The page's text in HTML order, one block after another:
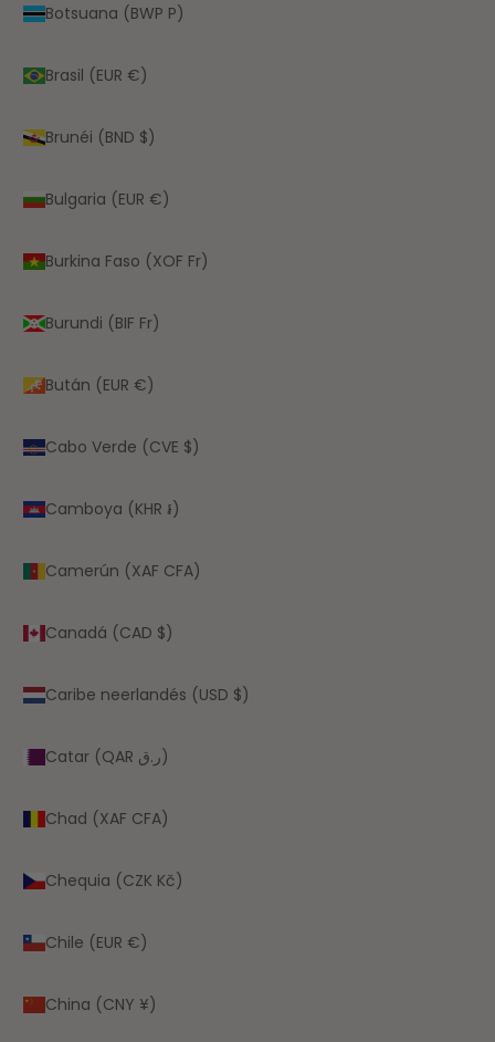
Botsuana (BWP P)
Brasil (EUR €)
Brunéi (BND $)
Bulgaria (EUR €)
Burkina Faso (XOF Fr)
Burundi (BIF Fr)
Bután (EUR €)
Cabo Verde (CVE $)
Camboya (KHR ៛)
Camerún (XAF CFA)
Canadá (CAD $)
Caribe neerlandés (USD $)
Catar (QAR ر.ق)
Chad (XAF CFA)
Chequia (CZK Kč)
Chile (EUR €)
China (CNY ¥)